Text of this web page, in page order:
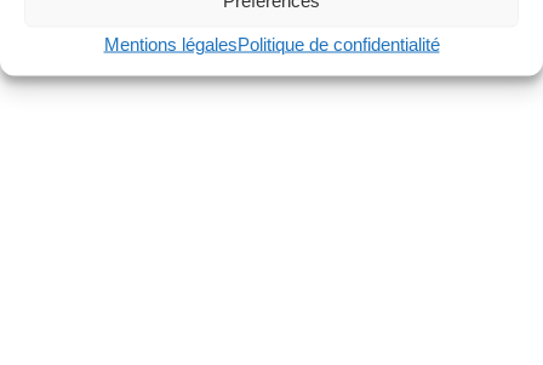
Mentions légalesPolitique de confidentialité